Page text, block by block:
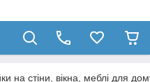
на стіни, вікна, меблі для